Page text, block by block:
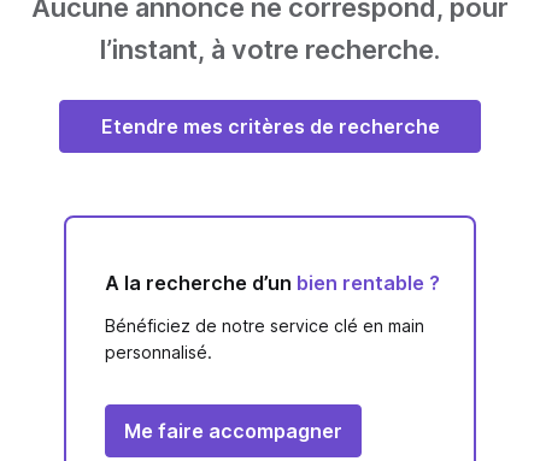
Aucune annonce ne correspond, pour
l’instant, à votre recherche.
Etendre mes critères de recherche
A la recherche d’un bien rentable ?
Bénéficiez de notre service clé en main
personnalisé.
Me faire accompagner